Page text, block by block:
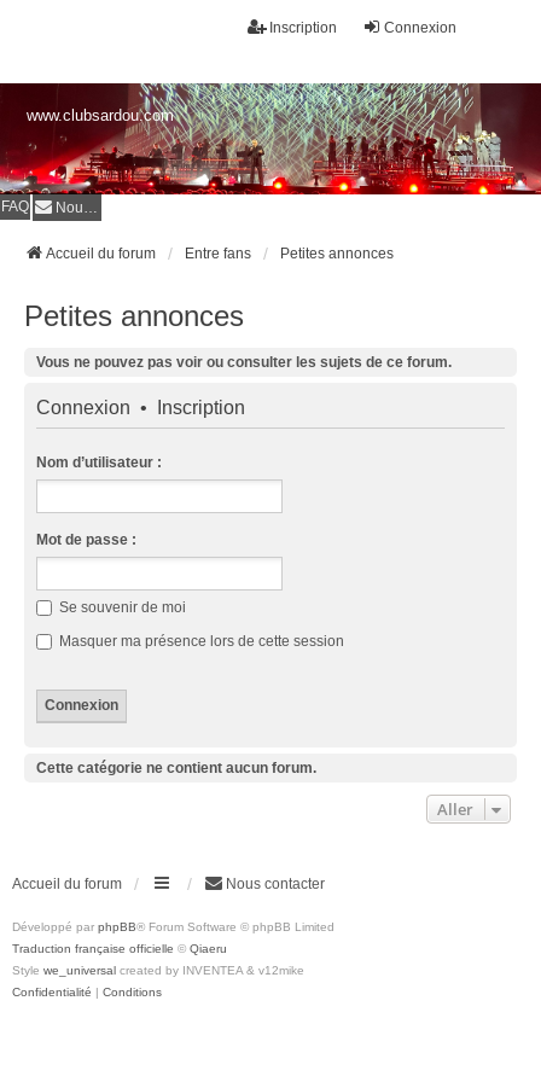
Connexion
Inscription
www.clubsardou.com
FAQ Nous contacter
Accueil du forum Entre fans Petites annonces
Petites annonces
Vous ne pouvez pas voir ou consulter les sujets de ce forum.
Connexion • Inscription
Nom d’utilisateur :
Mot de passe :
Se souvenir de moi
Masquer ma présence lors de cette session
Cette catégorie ne contient aucun forum.
Aller
Accueil du forum Nous contacter
Développé par phpBB® Forum Software © phpBB Limited
Traduction française officielle © Qiaeru
Style we_universal created by INVENTEA & v12mike
Confidentialité | Conditions